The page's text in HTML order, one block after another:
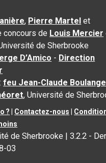
, Pierre Martel et
concours de Louis Mercier
de Sherbrooke
D’Amico - Direction
:feu Jean-Claude
, Université de
? Contactez-nous
de Sherbrooke |3.2.2 -
03